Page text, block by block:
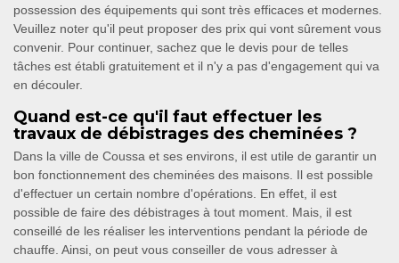
possession des équipements qui sont très efficaces et modernes.
Veuillez noter qu'il peut proposer des prix qui vont sûrement vous
convenir. Pour continuer, sachez que le devis pour de telles
tâches est établi gratuitement et il n'y a pas d'engagement qui va
en découler.
Quand est-ce qu'il faut effectuer les
travaux de débistrages des cheminées ?
Dans la ville de Coussa et ses environs, il est utile de garantir un
bon fonctionnement des cheminées des maisons. Il est possible
d'effectuer un certain nombre d'opérations. En effet, il est
possible de faire des débistrages à tout moment. Mais, il est
conseillé de les réaliser les interventions pendant la période de
chauffe. Ainsi, on peut vous conseiller de vous adresser à